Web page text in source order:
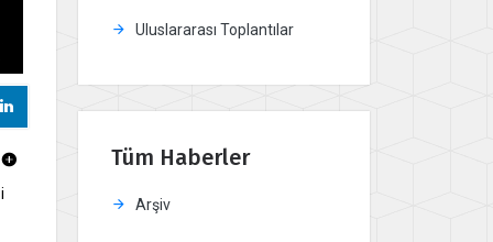
Uluslararası Toplantılar
Tüm Haberler
Arşiv